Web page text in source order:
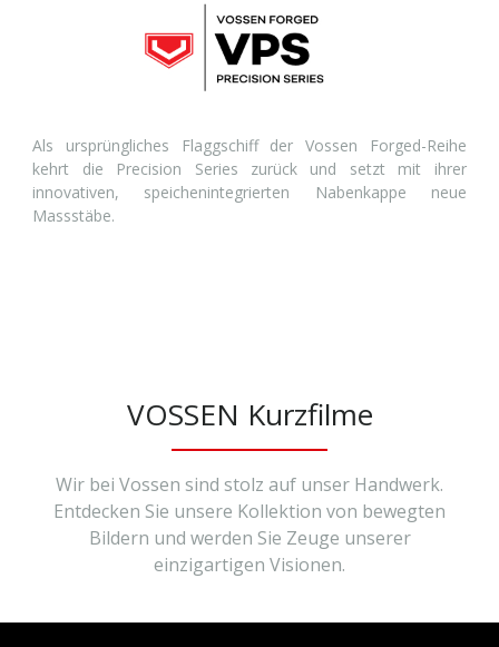
Als ursprüngliches Flaggschiff der Vossen Forged-Reihe
kehrt die Precision Series zurück und setzt mit ihrer
innovativen, speichenintegrierten Nabenkappe neue
Massstäbe.
VOSSEN Kurzfilme
Wir bei Vossen sind stolz auf unser Handwerk.
Entdecken Sie unsere Kollektion von bewegten
Bildern und werden Sie Zeuge unserer
einzigartigen Visionen.